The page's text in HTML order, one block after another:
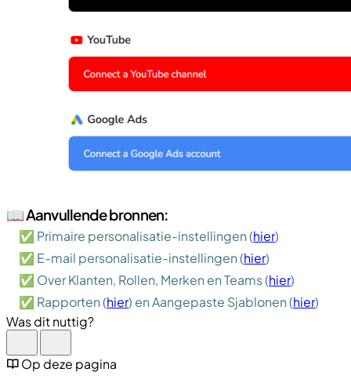
📖 Aanvullende bronnen:
✅ Primaire personalisatie-instellingen (hier)
✅ E-mail personalisatie-instellingen (hier)
✅ Over Klanten, Rollen, Merken en Teams (hier)
✅ Rapporten (hier) en Aangepaste Sjablonen (hier)
Was dit nuttig?
Op deze pagina